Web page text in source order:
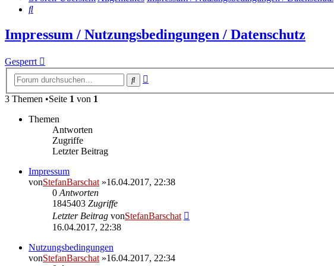
Suche
Impressum / Nutzungsbedingungen / Datenschutz
Gesperrt
Suche
3 Themen •Seite 1 von 1
Themen
Antworten
Zugriffe
Letzter Beitrag
Impressum
vonStefanBarschat »16.04.2017, 22:38
0 Antworten
1845403 Zugriffe
Letzter Beitrag vonStefanBarschat
16.04.2017, 22:38
Nutzungsbedingungen
vonStefanBarschat »16.04.2017, 22:34